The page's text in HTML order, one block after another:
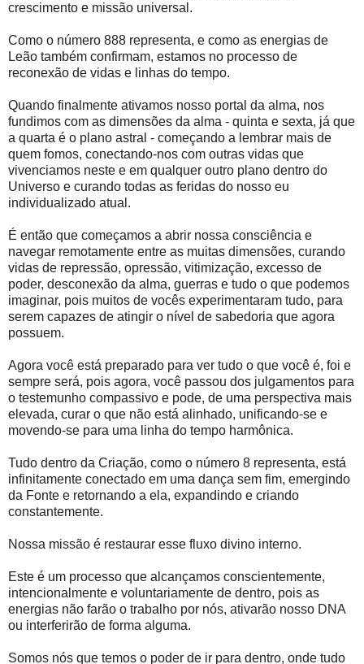
crescimento e missão universal.
Como o número 888 representa, e como as energias de
Leão também confirmam, estamos no processo de
reconexão de vidas e linhas do tempo.
Quando finalmente ativamos nosso portal da alma, nos
fundimos com as dimensões da alma - quinta e sexta, já que
a quarta é o plano astral - começando a lembrar mais de
quem fomos, conectando-nos com outras vidas que
vivenciamos neste e em qualquer outro plano dentro do
Universo e curando todas as feridas do nosso eu
individualizado atual.
É então que começamos a abrir nossa consciência e
navegar remotamente entre as muitas dimensões, curando
vidas de repressão, opressão, vitimização, excesso de
poder, desconexão da alma, guerras e tudo o que podemos
imaginar, pois muitos de vocês experimentaram tudo, para
serem capazes de atingir o nível de sabedoria que agora
possuem.
Agora você está preparado para ver tudo o que você é, foi e
sempre será, pois agora, você passou dos julgamentos para
o testemunho compassivo e pode, de uma perspectiva mais
elevada, curar o que não está alinhado, unificando-se e
movendo-se para uma linha do tempo harmônica.
Tudo dentro da Criação, como o número 8 representa, está
infinitamente conectado em uma dança sem fim, emergindo
da Fonte e retornando a ela, expandindo e criando
constantemente.
Nossa missão é restaurar esse fluxo divino interno.
Este é um processo que alcançamos conscientemente,
intencionalmente e voluntariamente de dentro, pois as
energias não farão o trabalho por nós, ativarão nosso DNA
ou interferirão de forma alguma.
Somos nós que temos o poder de ir para dentro, onde tudo